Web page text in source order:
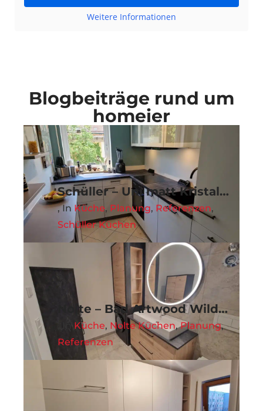
Weitere Informationen
Blogbeiträge rund um
homeier
Schüller – Uni matt Kristallgrau
, in Küche, Planung, Referenzen,
Schüller Küchen
Nolte – Bad Artwood Wildeiche
Küche, Nolte Küchen,Planung,
Referenzen